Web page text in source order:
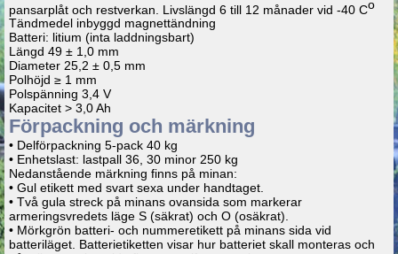
pansarplåt och restverkan. Livslängd 6 till 12 månader vid -40 Co
Tändmedel inbyggd magnettändning
Batteri: litium (inta laddningsbart)
Längd 49 ± 1,0 mm
Diameter 25,2 ± 0,5 mm
Polhöjd ≥ 1 mm
Polspänning 3,4 V
Kapacitet > 3,0 Ah
Förpackning och märkning
• Delförpackning 5-pack 40 kg
• Enhetslast: lastpall 36, 30 minor 250 kg
Nedanstående märkning finns på minan:
• Gul etikett med svart sexa under handtaget.
• Två gula streck på minans ovansida som markerar
armeringsvredets läge S (säkrat) och O (osäkrat).
• Mörkgrön batteri- och nummeretikett på minans sida vid
batteriläget. Batterietiketten visar hur batteriet skall monteras och